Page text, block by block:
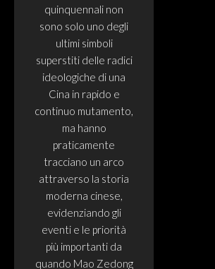
quinquennali non
sono solo uno degli
ultimi simboli
superstiti delle radici
ideologiche di una
Cina in rapido e
continuo mutamento,
ma hanno
praticamente
tracciano un arco
attraverso la storia
moderna cinese,
evidenziando gli
eventi e le priorità
più importanti da
quando Mao Zedong